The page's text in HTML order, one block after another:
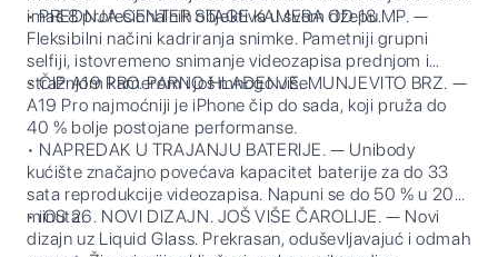
imaš 8 profesionalnih objektiva u svom džepu.
• PREDNJA CENTER STAGE KAMERA OD 18 MP. —
Fleksibilni načini kadriranja snimke. Pametniji grupni
selfiji, istovremeno snimanje videozapisa prednjom i
stražnjom kamerom i još mnogo više.
• ČIP A19 PRO. PARNO HLAĐENJE. MUNJEVITO BRZ. —
A19 Pro najmoćniji je iPhone čip do sada, koji pruža do
40 % bolje postojane performanse.
• NAPREDAK U TRAJANJU BATERIJE. — Unibody
kućište značajno povećava kapacitet baterije za do 33
sata reprodukcije videozapisa. Napuni se do 50 % u 20
minuta.
• iOS 26. NOVI DIZAJN. JOŠ VIŠE ČAROLIJE. — Novi
dizajn uz Liquid Glass. Prekrasan, oduševljavajuć i odmah